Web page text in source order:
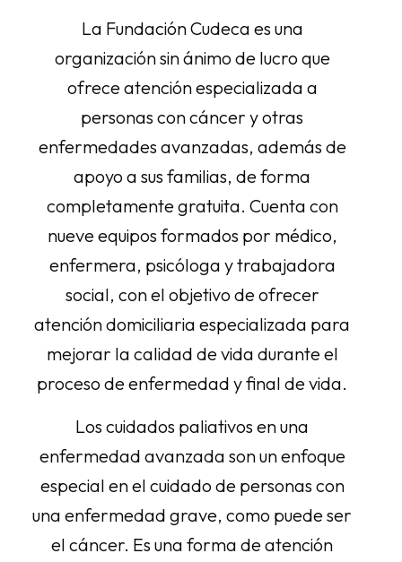
La Fundación Cudeca es una
organización sin ánimo de lucro que
ofrece atención especializada a
personas con cáncer y otras
enfermedades avanzadas, además de
apoyo a sus familias, de forma
completamente gratuita. Cuenta con
nueve equipos formados por médico,
enfermera, psicóloga y trabajadora
social, con el objetivo de ofrecer
atención domiciliaria especializada para
mejorar la calidad de vida durante el
proceso de enfermedad y final de vida.
Los cuidados paliativos en una
enfermedad avanzada son un enfoque
especial en el cuidado de personas con
una enfermedad grave, como puede ser
el cáncer. Es una forma de atención